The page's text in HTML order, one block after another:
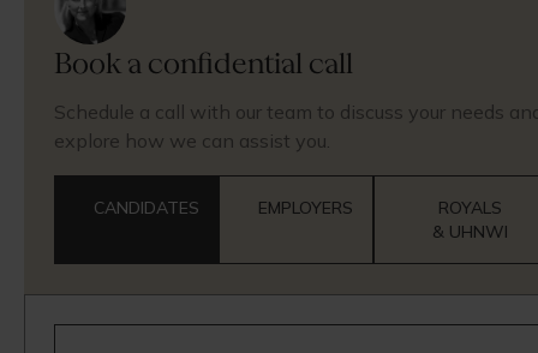
Book a confidential call
Schedule a call with our team to discuss your needs
explore how we can assist you.
CANDIDATES EMPLOYERS
ROYALS
& UHNWI